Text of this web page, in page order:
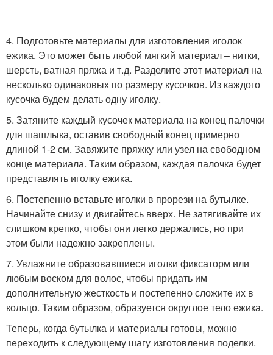
4. Подготовьте материалы для изготовления иголок
ежика. Это может быть любой мягкий материал – нитки,
шерсть, ватная пряжа и т.д. Разделите этот материал на
несколько одинаковых по размеру кусочков. Из каждого
кусочка будем делать одну иголку.
5. Затяните каждый кусочек материала на конец палочки
для шашлыка, оставив свободный конец примерно
длиной 1-2 см. Завяжите пряжку или узел на свободном
конце материала. Таким образом, каждая палочка будет
представлять иголку ежика.
6. Постепенно вставьте иголки в прорези на бутылке.
Начинайте снизу и двигайтесь вверх. Не затягивайте их
слишком крепко, чтобы они легко держались, но при
этом были надежно закреплены.
7. Увлажните образовавшиеся иголки фиксаторм или
любым воском для волос, чтобы придать им
дополнительную жесткость и постепенно сложите их в
кольцо. Таким образом, образуется округлое тело ежика.
Теперь, когда бутылка и материалы готовы, можно
переходить к следующему шагу изготовления поделки.